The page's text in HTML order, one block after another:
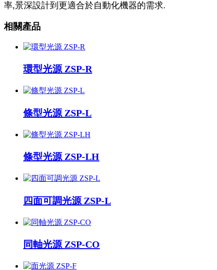
率,景深設計到更適合於自動化機器的需求.
相關產品
環型光源 ZSP-R
條型光源 ZSP-L
條型光源 ZSP-LH
四面可調光源 ZSP-L
同軸光源 ZSP-CO